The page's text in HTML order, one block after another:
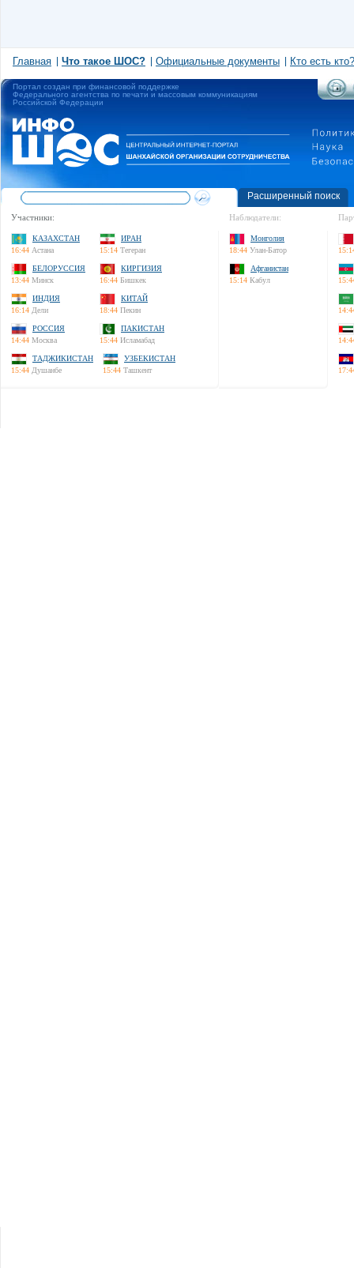
Главная Что такое ШОС? Официальные документы Кто есть кто?
Портал создан при финансовой поддержке
Федерального агентства по печати и массовым коммуникациям
Российской Федерации
Расширенный поиск
Участники:
КАЗАХСТАН
16:44 Астана
ИРАН
15:14 Тегеран
БЕЛОРУССИЯ
13:44 Минск
КИРГИЗИЯ
16:44 Бишкек
ИНДИЯ
16:14 Дели
КИТАЙ
18:44 Пекин
РОССИЯ
14:44 Москва
ПАКИСТАН
15:44 Исламабад
ТАДЖИКИСТАН
15:44 Душанбе
УЗБЕКИСТАН
15:44 Ташкент
Наблюдатели:
Монголия
18:44 Улан-Батор
Афганистан
15:14 Кабул